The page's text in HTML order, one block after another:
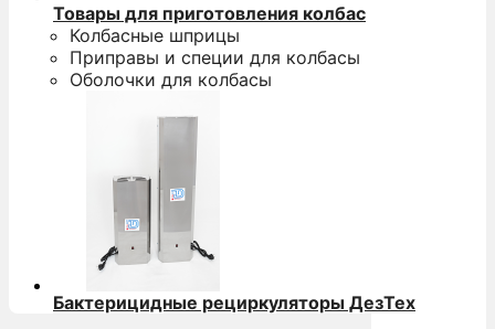
Товары для приготовления колбас
Колбасные шприцы
Приправы и специи для колбасы
Оболочки для колбасы
Бактерицидные рециркуляторы ДезТех